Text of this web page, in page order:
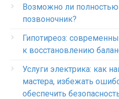
Возможно ли
позвоночник?
Гипотиреоз:
к восстановлению
Услуги электрика: как
мастера, избежать
обеспечить